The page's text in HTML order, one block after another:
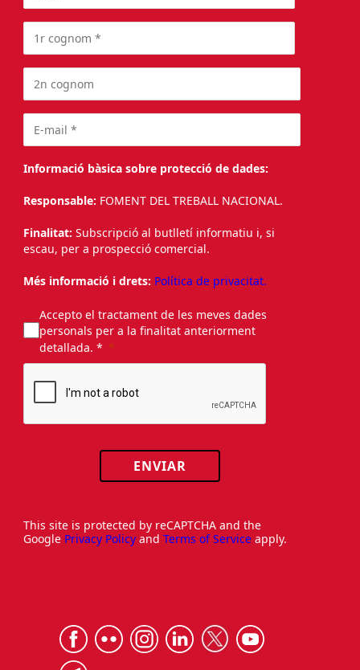
Informació bàsica sobre protecció de dades:
Responsable: FOMENT DEL TREBALL NACIONAL.
Finalitat: Subscripció al butlletí informatiu i, si
escau, per a prospecció comercial.
Més informació i drets: Política de privacitat.
Accepto el tractament de les meves dades
personals per a la finalitat anteriorment
detallada. *
ENVIAR
This site is protected by reCAPTCHA and the
Google Privacy Policy and Terms of Service apply.